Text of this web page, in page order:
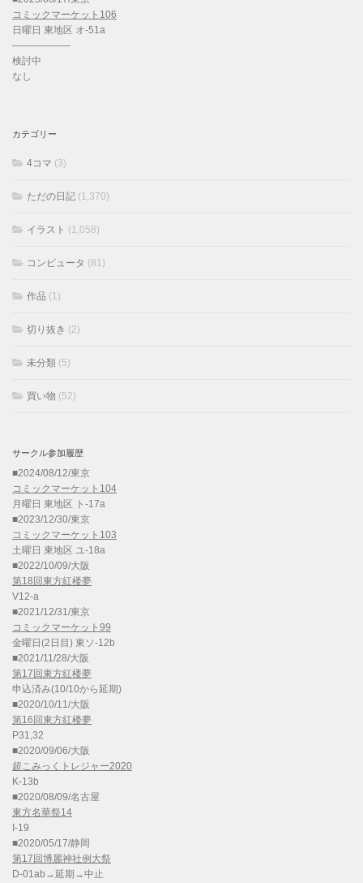
コミックマーケット106
日曜日 東地区 オ-51a
——————
検討中
なし
カテゴリー
4コマ (3)
ただの日記 (1,370)
イラスト (1,058)
コンピュータ (81)
作品 (1)
切り抜き (2)
未分類 (5)
買い物 (52)
サークル参加履歴
■2024/08/12/東京
コミックマーケット104
月曜日 東地区 ト-17a
■2023/12/30/東京
コミックマーケット103
土曜日 東地区 ユ-18a
■2022/10/09/大阪
第18回東方紅楼夢
V12-a
■2021/12/31/東京
コミックマーケット99
金曜日(2日目) 東ソ-12b
■2021/11/28/大阪
第17回東方紅楼夢
申込済み(10/10から延期)
■2020/10/11/大阪
第16回東方紅楼夢
P31,32
■2020/09/06/大阪
超こみっくトレジャー2020
K-13b
■2020/08/09/名古屋
東方名華祭14
I-19
■2020/05/17/静岡
第17回博麗神社例大祭
D-01ab→延期→中止